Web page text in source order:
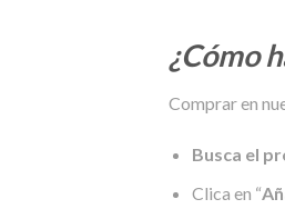
¿Cómo
Comprar en
Busca el
Clica en “